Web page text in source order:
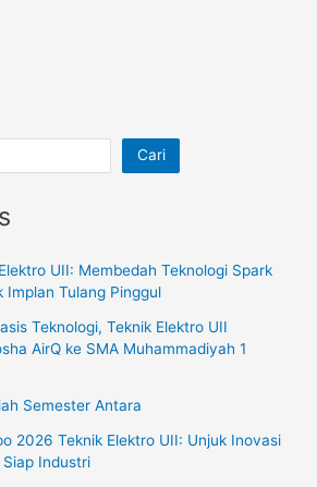
Cari
UII: Membedah Teknologi Spark
Implan Tulang Pinggul
Teknologi, Teknik Elektro UII
AirQ ke SMA Muhammadiyah 1
Semester Antara
2026 Teknik Elektro UII: Unjuk Inovasi
Industri